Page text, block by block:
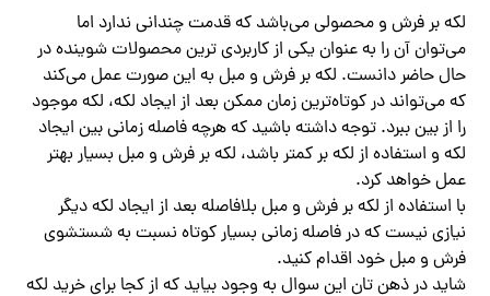
لکه بر فرش و محصولی می‌باشد که قدمت چندانی ندارد اما
می‌توان آن را به عنوان یکی از کاربردی ترین محصولات شوینده در
حال حاضر دانست. لکه بر فرش و مبل به این صورت عمل می‌کند
که می‌تواند در کوتاه‌ترین زمان ممکن بعد از ایجاد لکه، لکه موجود
را از بین ببرد. توجه داشته باشید که هرچه فاصله زمانی بین ایجاد
لکه و استفاده از لکه بر کمتر باشد، لکه بر فرش و مبل بسیار بهتر
عمل خواهد کرد.
با استفاده از لکه بر فرش و مبل بلافاصله بعد از ایجاد لکه دیگر
نیازی نیست که در فاصله زمانی بسیار کوتاه نسبت به شستشوی
فرش و مبل خود اقدام کنید.
شاید در ذهن تان این سوال به وجود بیاید که از کجا برای خرید لکه